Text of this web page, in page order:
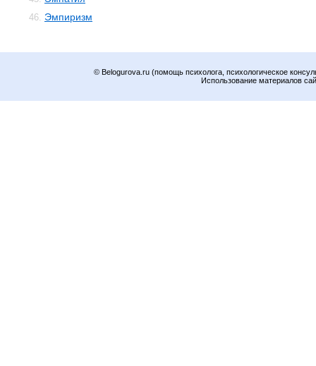
46. Эмпиризм
© Belogurova.ru (помощь психолога, психологическое
Использование материалов